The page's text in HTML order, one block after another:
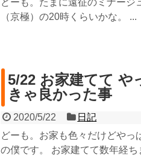
どーも。たまに遠征のミナージ
（京極）の20時くらいかな。 ...
5/22 お家建てて や
きゃ良かった事
2020/5/22
日記
どーも。お家も色々だけどやっ
の僕です。 お家建てて数年経ち